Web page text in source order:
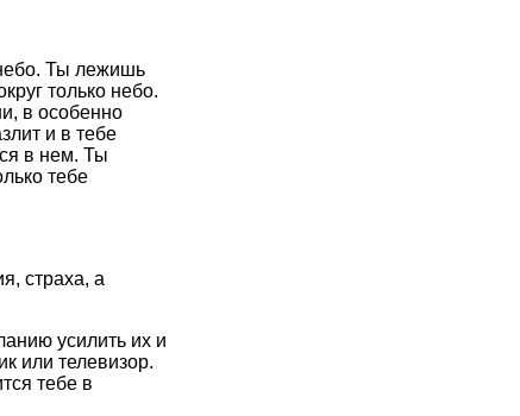
Ты лежишь
только небо.
в особенно
и в тебе
в нем. Ты
тебе
страха, а
усилить их и
или телевизор.
тебе в